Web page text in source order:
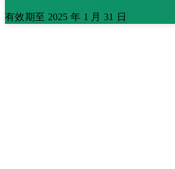
有效期至 2025 年 1 月 31 日